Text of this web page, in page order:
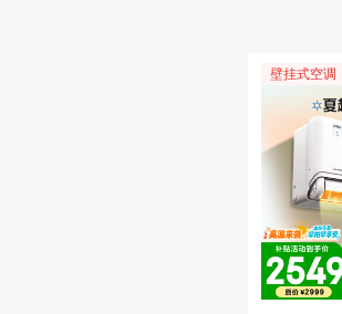
壁挂式空调